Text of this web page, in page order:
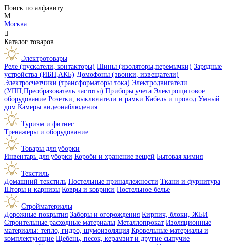
Поиск по алфавиту:
М
Москва

Каталог товаров
Электротовары
Реле (пускатели, контакторы) Шины (изоляторы,перемычки) Зарядные
устройства (ИБП,АКБ) Домофоны (звонки, извещатели)
Электросчетчики (трансформаторы тока) Электродвигатели
(УПП,Преобразователь частоты) Приборы учета Электрощитовое
оборудование Розетки, выключатели и рамки Кабель и провод Умный
дом Камеры видеонаблюдения
Туризм и фитнес
Тренажеры и оборудование
Товары для уборки
Инвентарь для уборки Короби и хранение вещей Бытовая химия
Текстиль
Домашний текстиль Постельные принадлежности Ткани и фурнитура
Шторы и карнизы Ковры и коврики Постельное белье
Стройматериалы
Дорожные покрытия Заборы и огорождения Кирпич, блоки, ЖБИ
Строительные расходные материалы Металлопрокат Изоляционные
материалы: тепло, гидро, шумоизоляция Кровельные материалы и
комплектующие Щебень, песок, керамзит и другие сыпучие